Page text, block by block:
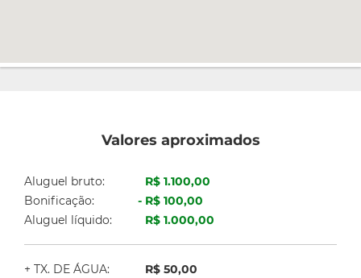
Valores aproximados
Aluguel bruto:
R$ 1.100,00
Bonificação:
R$ 100,00
Aluguel líquido:
R$ 1.000,00
+ TX. DE ÁGUA: R$ 50,00